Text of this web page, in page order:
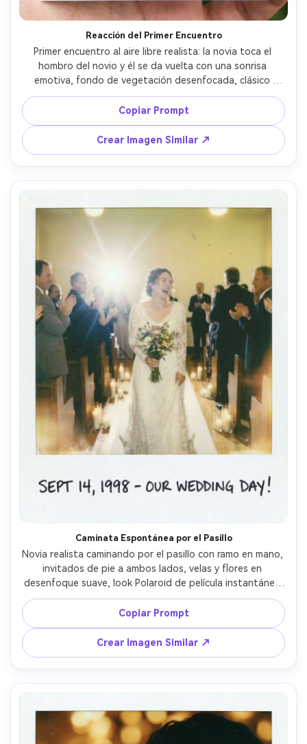
Reacción del Primer Encuentro
Primer encuentro al aire libre realista: la novia toca el
hombro del novio y él se da vuelta con una sonrisa
emotiva, fondo de vegetación desenfocada, clásico
marco Polaroid de película instantánea con borde blanco,
leyenda manuscrita “primer vistazo”, grano suave, sutil
viñeta, flash en cámara equilibrado con luz natural, toma
con lente de 35mm, encuadre medio, ambiente emotivo --
ar 4:5
Copiar Prompt
Crear Imagen Similar ↗
Caminata Espontánea por el Pasillo
Novia realista caminando por el pasillo con ramo en mano,
invitados de pie a ambos lados, velas y flores en
desenfoque suave, look Polaroid de película instantánea
con flash brillante y grano suave, enfoque imperfecto
como una instantánea real, borde blanco con fecha
manuscrita, tomada con lente de 28mm, composición
vertical, energía cinematográfica alegre de boda --ar 4:5
Copiar Prompt
Crear Imagen Similar ↗